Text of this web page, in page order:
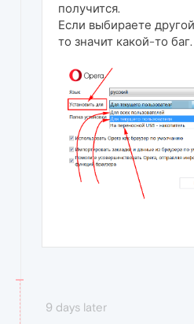
получится.
Если выбираете
то значит какой-то баг.
9 days later